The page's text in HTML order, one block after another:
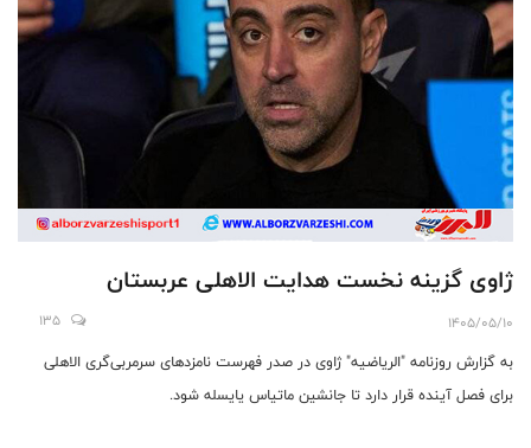
ژاوی گزینه نخست هدایت الاهلی عربستان
1405/05/10
135
به گزارش روزنامه "الریاضیه" ژاوی در صدر فهرست نامزدهای سرمربی‌گری الاهلی
برای فصل آینده قرار دارد تا جانشین ماتیاس یایسله شود.